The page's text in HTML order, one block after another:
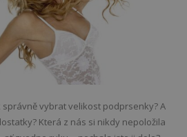
správně vybrat velikost podprsenky? A
Která z nás si nikdy nepoložila